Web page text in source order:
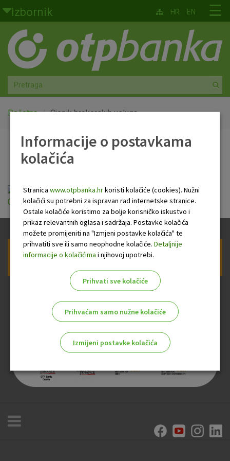
Skoči na glavni sadržaj
Izbornik
Građani
Privatno bankarstvo
Agro
Mala poduzeća i obrtnici
Srednja i velika poduzeća
Globalna tržišta
Faktoring
O nama
☰
HR EN
Početna Cjenik brokerskih usluga
Cjenik brokerskih usluga
Cjenik brokerskih usluga (u primjeni od
01.01.2024).pdf
Prijava na newsletter OTP banke
Informacije o postavkama
kolačića
Stranica www.otpbanka.hrkoristi kolačiće (cookies). Nužni
kolačići su potrebni za ispravan rad internetske stranice.
Ostale kolačiće koristimo za bolje korisničko iskustvo i
prikaz relevantnih oglasa i sadržaja. Postavke kolačića
možete promijeniti na "Izmjeni postavke kolačića" te
prihvatiti sve ili samo neophodne kolačiće. Detaljnije
informacije o kolačićima i njihovoj upotrebi.
Prihvati sve kolačiće
Prihvaćam samo nužne kolačiće
Izmijeni postavke kolačića